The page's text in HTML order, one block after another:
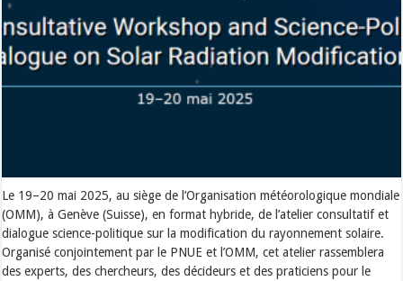
Le 19–20 mai 2025, au siège de l’Organisation météorologique mondiale
(OMM), à Genève (Suisse), en format hybride, de l’atelier consultatif et
dialogue science-politique sur la modification du rayonnement solaire.
Organisé conjointement par le PNUE et l’OMM, cet atelier rassemblera
des experts, des chercheurs, des décideurs et des praticiens pour le